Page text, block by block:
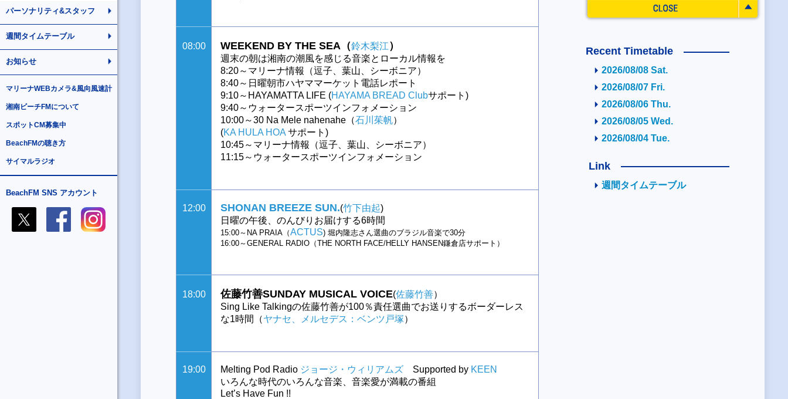
パーソナリティ&スタッフ
週間タイムテーブル
お知らせ
マリーナWEBカメラ&風向風速計
湘南ビーチFMについて
スポットCM募集中
BeachFMの聴き方
サイマルラジオ
BeachFM SNS アカウント
08:00 WEEKEND BY THE SEA（鈴木梨江）
週末の朝は湘南の潮風を感じる音楽とローカル情報を
8:20～マリーナ情報（逗子、葉山、シーボニア）
8:40～日曜朝市ハヤママーケット電話レポート
9:10～HAYAMATTA LIFE (HAYAMA BREAD Clubサポート)
9:40～ウォータースポーツインフォメーション
10:00～30 Na Mele nahenahe（石川茱帆）
(KA HULA HOA サポート)
10:45～マリーナ情報（逗子、葉山、シーボニア）
11:15～ウォータースポーツインフォメーション
12:00 SHONAN BREEZE SUN.(竹下由起)
日曜の午後、のんびりお届けする6時間
15:00～NA PRAIA（ACTUS) 堀内隆志さん選曲のブラジル音楽で30分
16:00～GENERAL RADIO（THE NORTH FACE/HELLY HANSEN鎌倉店サポート）
18:00 佐藤竹善SUNDAY MUSICAL VOICE(佐藤竹善）
Sing Like Talkingの佐藤竹善が100％責任選曲でお送りするボーダーレス
な1時間（ヤナセ、メルセデス：ベンツ戸塚）
19:00 Melting Pod Radio ジョージ・ウィリアムズ Supported by KEEN
いろんな時代のいろんな音楽、音楽愛が満載の番組
Let’s Have Fun !!
Recent Timetable
2026/08/08 Sat.
2026/08/07 Fri.
2026/08/06 Thu.
2026/08/05 Wed.
2026/08/04 Tue.
Link
週間タイムテーブル